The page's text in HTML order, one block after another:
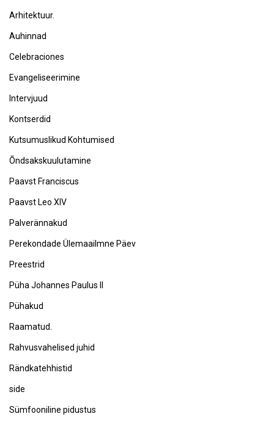
Arhitektuur.
Auhinnad
Celebraciones
Evangeliseerimine
Intervjuud
Kontserdid
Kutsumuslikud Kohtumised
Õndsakskuulutamine
Paavst Franciscus
Paavst Leo XIV
Palverännakud
Perekondade Ülemaailmne Päev
Preestrid
Püha Johannes Paulus II
Pühakud
Raamatud.
Rahvusvahelised juhid
Rändkatehhistid
side
Sümfooniline pidustus